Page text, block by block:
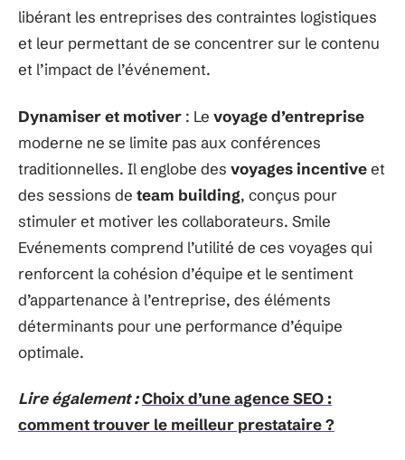
libérant les entreprises des contraintes logistiques
et leur permettant de se concentrer sur le contenu
et l’impact de l’événement.
Dynamiser et motiver : Le voyage d’entreprise
moderne ne se limite pas aux conférences
traditionnelles. Il englobe des voyages incentiveet
des sessions de team building, conçus pour
stimuler et motiver les collaborateurs. Smile
Evénements comprend l’utilité de ces voyages qui
renforcent la cohésion d’équipe et le sentiment
d’appartenance à l’entreprise, des éléments
déterminants pour une performance d’équipe
optimale.
Lire également :Choix d’une agence SEO :
comment trouver le meilleur prestataire ?